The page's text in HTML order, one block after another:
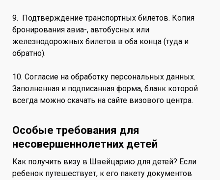
9. Подтверждение транспортных билетов. Копия
бронирования авиа-, автобусных или
железнодорожных билетов в оба конца (туда и
обратно).
10. Согласие на обработку персональных данных.
Заполненная и подписанная форма, бланк которой
всегда можно скачать на сайте визового центра.
Особые требования для
несовершеннолетних детей
Как получить визу в Швейцарию для детей? Если
ребенок путешествует, к его пакету документов